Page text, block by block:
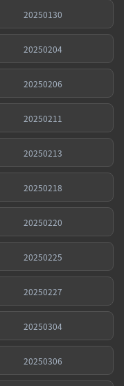
20250130
20250204
20250206
20250211
20250213
20250218
20250220
20250225
20250227
20250304
20250306